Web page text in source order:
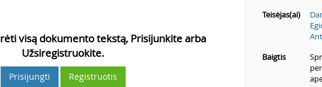
visą dokumento tekstą, Prisijunkite arba
Užsiregistruokite.
Prisijungti Registruotis
Teisėjas(ai)
Baigtis